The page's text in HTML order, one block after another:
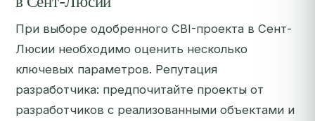
При выборе одобренного CBI-проекта в Сент-
Люсии необходимо оценить несколько
ключевых параметров. Репутация
разработчика: предпочитайте проекты от
разработчиков с реализованными объектами и